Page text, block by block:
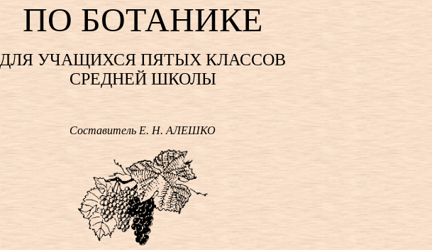
ПО БОТАНИКЕ
ДЛЯ УЧАЩИХСЯ ПЯТЫХ КЛАССОВ
СРЕДНЕЙ ШКОЛЫ
Составитель Е. Н. АЛЕШКО